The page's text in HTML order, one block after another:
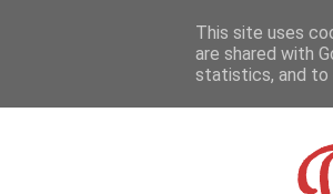
This site uses
are shared with
statistics, and to